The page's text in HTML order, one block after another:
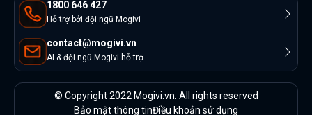
1800 646 427
Hỗ trợ bởi đội ngũ Mogivi
contact@mogivi.vn
AI & đội ngũ Mogivi hỗ trợ
© Copyright 2022 Mogivi.vn. All rights reserved
Bảo mật thông tinĐiều khoản sử dụng